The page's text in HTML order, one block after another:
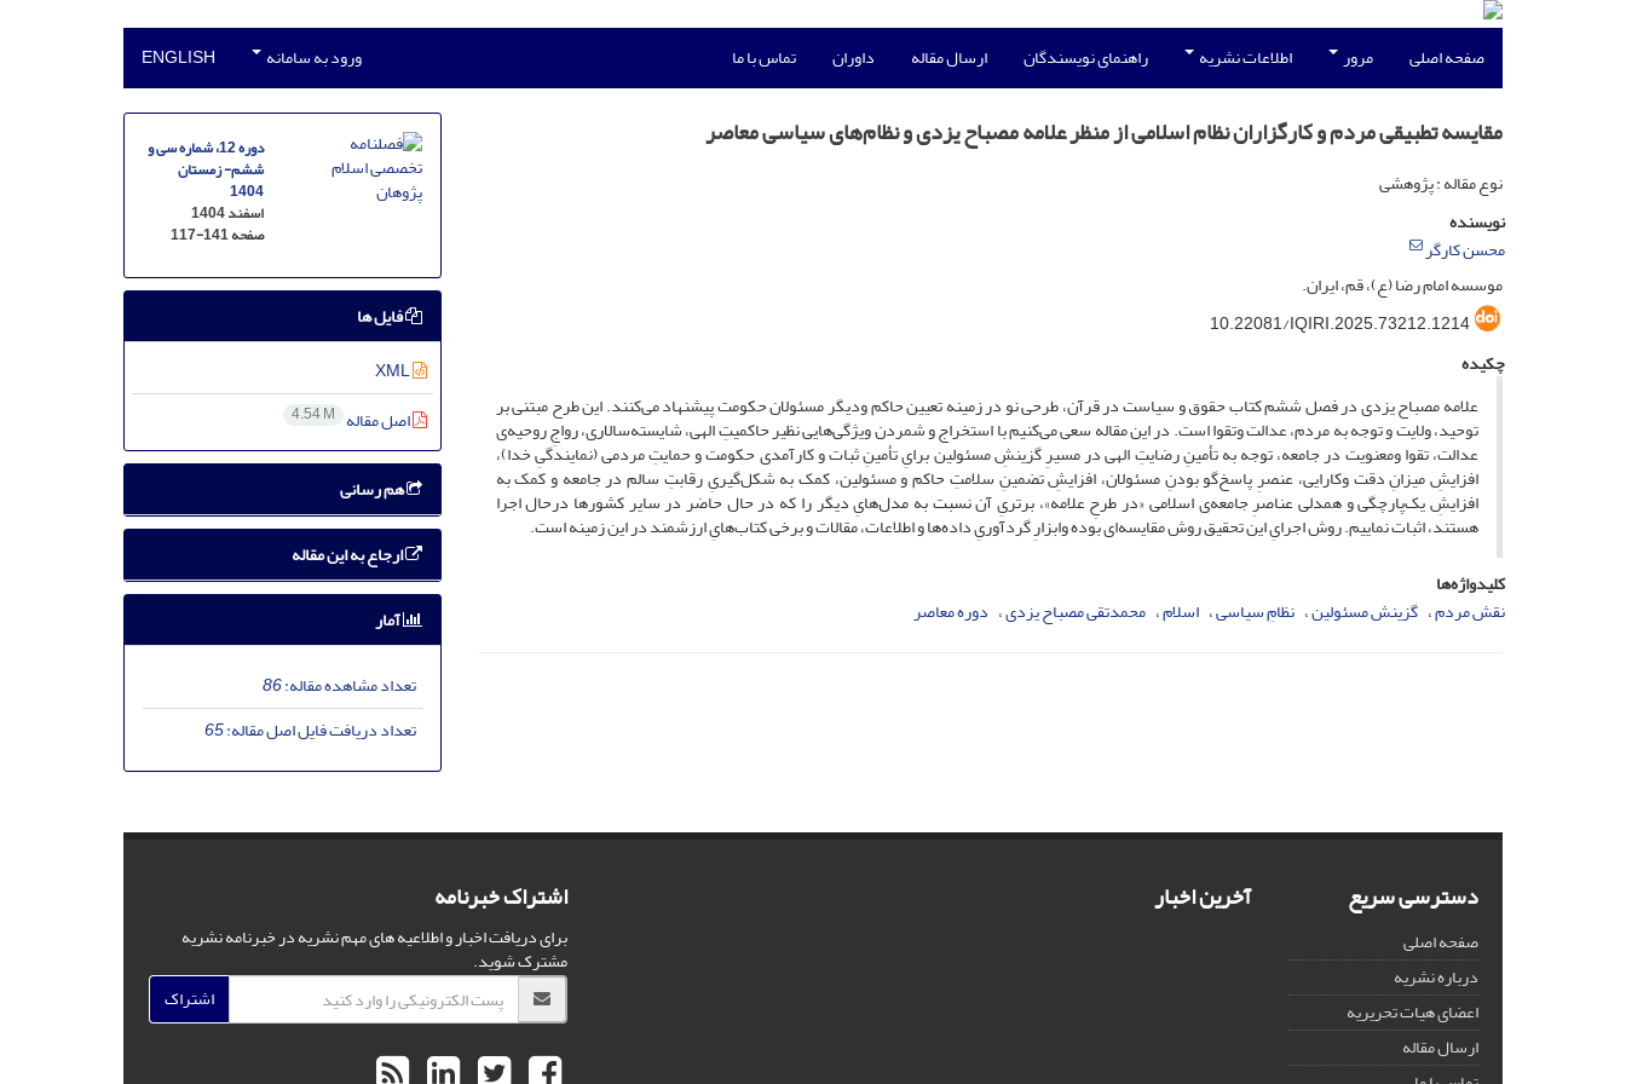
صفحه اصلی مرور اطلاعات نشریه راهنمای نویسندگان ارسال مقاله داوران تماس با ما ورود به سامانه ENGLISH
مقایسه تطبیقی مردم و کارگزاران نظام اسلامی از منظر علامه مصباح یزدی و نظام‌های سیاسی معاصر
نوع مقاله : پژوهشی
نویسنده
محسن کارگر
موسسه امام رضا (ع)، قم، ایران.
10.22081/IQIRI.2025.73212.1214
چکیده
علامه مصباح یزدی در فصل ششم کتاب حقوق و سیاست در قرآن، طرحی نو در زمینه تعیین حاکم ودیگر مسئولان حکومت پیشنهاد می‌کنند. این طرح مبتنی بر
توحید، ولایت و توجه به مردم، عدالت وتقوا است. در این مقاله سعی می‌کنیم با استخراج و شمردن ویژگی‌هایی نظیر حاکمیتِ الهی، شایسته‌سالاری، رواجِ روحیه‌ی
عدالت، تقوا ومعنویت در جامعه، توجه به تأمینِ رضایتِ الهی در مسیرِ گزینشِ مسئولین برایِ تأمینِ ثبات و کارآمدی حکومت و حمایتِ مردمی (نمایندگیِ خدا)،
افزایشِ میزانِ دقت وکارایی، عنصرِ پاسخ‌گو بودنِ مسئولان، افزایشِ تضمینِ سلامتِ حاکم و مسئولین، کمک به شکل‌گیریِ رقابتِ سالم در جامعه و کمک به
افزایشِ یک‌پارچگی و همدلی عناصرِ جامعه‌ی اسلامی «در طرحِ علامه»، برتریِ آن نسبت به مدل‌هایِ دیگر را که در حال حاضر در سایر کشورها درحال اجرا
هستند، اثبات نماییم. روش اجرایِ این تحقیق روش مقایسه‌ای بوده وابزارِ گردآوریِ داده‌ها و اطلاعات، مقالات و برخی کتاب‌هایِ ارزشمند در این زمینه است.
کلیدواژه‌ها
نقش مردم گزینش مسئولین نظامِ سیاسی اسلام محمدتقی مصباح یزدی دوره معاصر
دوره 12، شماره سی و
ششم- زمستان
1404
اسفند 1404
صفحه117-141
فایل ها
XML
اصل مقاله 4.54 M
هم رسانی
ارجاع به این مقاله
آمار
تعداد مشاهده مقاله:86
تعداد دریافت فایل اصل مقاله:65
دسترسی سریع
صفحه اصلی
درباره نشریه
اعضای هیات تحریریه
ارسال مقاله
آخرین اخبار اشتراک خبرنامه
برای دریافت اخبار و اطلاعیه های مهم نشریه در خبرنامه نشریه
مشترک شوید.
اشتراک